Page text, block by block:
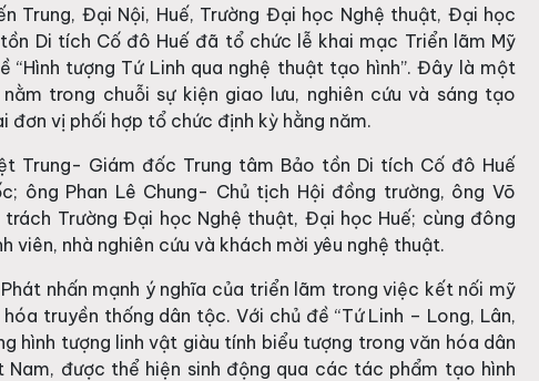
Trung, Đại Nội, Huế, Trường Đại học Nghệ thuật, Đại học
Di tích Cố đô Huế đã tổ chức lễ khai mạc Triển lãm Mỹ
“Hình tượng Tứ Linh qua nghệ thuật tạo hình”. Đây là một
trong chuỗi sự kiện giao lưu, nghiên cứu và sáng tạo
đơn vị phối hợp tổ chức định kỳ hằng năm.
Trung- Giám đốc Trung tâm Bảo tồn Di tích Cố đô Huế
ông Phan Lê Chung- Chủ tịch Hội đồng trường, ông Võ
trách Trường Đại học Nghệ thuật, Đại học Huế; cùng đông
viên, nhà nghiên cứu và khách mời yêu nghệ thuật.
nhấn mạnh ý nghĩa của triển lãm trong việc kết nối mỹ
truyền thống dân tộc. Với chủ đề “Tứ Linh – Long, Lân,
hình tượng linh vật giàu tính biểu tượng trong văn hóa dân
được thể hiện sinh động qua các tác phẩm tạo hình